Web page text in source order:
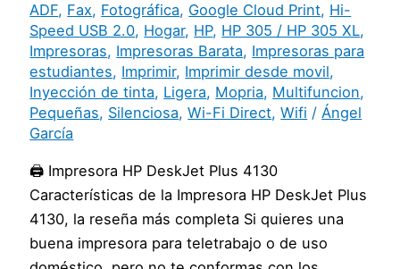
ADF, Fax, Fotográfica, Google Cloud Print, Hi-
Speed USB 2.0, Hogar, HP, HP 305 / HP 305 XL,
Impresoras, Impresoras Barata, Impresoras para
estudiantes, Imprimir, Imprimir desde movil,
Inyección de tinta, Ligera, Mopria, Multifuncion,
Pequeñas, Silenciosa,Wi-Fi Direct,Wifi /Ángel
García
🖨️ Impresora HP DeskJet Plus 4130
Características de la Impresora HP DeskJet Plus
4130, la reseña más completa Si quieres una
buena impresora para teletrabajo o de uso